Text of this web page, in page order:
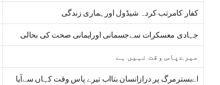
کفار کامرتب کردہ شیڈول اورہماری زندگی
جہادی معسکرات سےجسمانی اورایمانی صحت کی بحالی
میرےپاس وقت نہیں ہے
اےبسترمرگ پر درازانسان بتااب تیرے پاس وقت کہاں سےآیا